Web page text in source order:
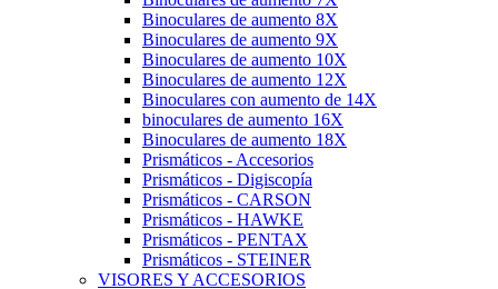
Binoculares de aumento 8X
Binoculares de aumento 9X
Binoculares de aumento 10X
Binoculares de aumento 12X
Binoculares con aumento de 14X
binoculares de aumento 16X
Binoculares de aumento 18X
Prismáticos - Accesorios
Prismáticos - Digiscopía
Prismáticos - CARSON
Prismáticos - HAWKE
Prismáticos - PENTAX
Prismáticos - STEINER
VISORES Y ACCESORIOS